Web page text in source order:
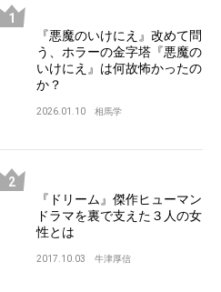
『悪魔のいけにえ』改めて問
う、ホラーの金字塔『悪魔の
いけにえ』は何故怖かったの
か？
2026.01.10 相馬学
『ドリーム』傑作ヒューマン
ドラマを裏で支えた３人の女
性とは
2017.10.03 牛津厚信